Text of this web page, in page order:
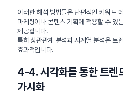
이러한 해석 방법들은 단편적인 키워드
마케팅이나 콘텐츠 기획에 적용할 수 있
제공합니다.
특히 상관관계 분석과 시계열 분석은 트
효과적입니다.
4-4. 시각화를 통한 트렌
가시화